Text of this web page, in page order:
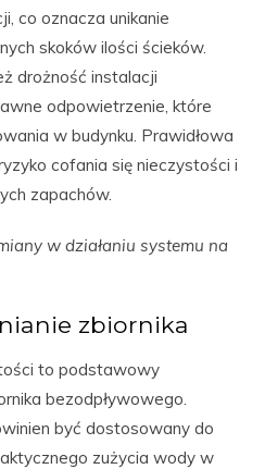
co oznacza unikanie
skoków ilości ścieków.
drożność instalacji
odpowietrzenie, które
w budynku. Prawidłowa
cofania się nieczystości i
zapachów.
w działaniu systemu na
zbiornika
to podstawowy
bezodpływowego.
być dostosowany do
zużycia wody w